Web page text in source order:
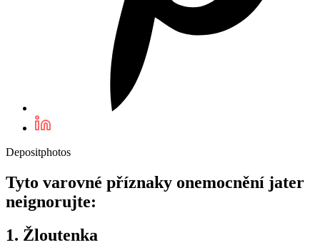
Depositphotos
Tyto varovné příznaky onemocnění jater
neignorujte:
1. Žloutenka